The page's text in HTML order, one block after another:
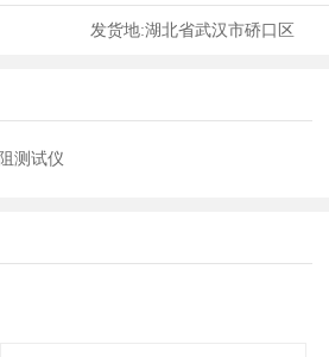
发货地:湖北省武汉市硚口区
测试仪